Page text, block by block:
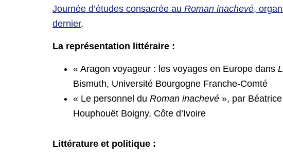
Journée d’études consacrée au Roman inachevé,
dernier.
La représentation littéraire :
« Aragon voyageur : les voyages en Europe dans
Bismuth, Université Bourgogne Franche-Comté
« Le personnel du Roman inachevé », par
Houphouët Boigny, Côte d’Ivoire
Littérature et politique :